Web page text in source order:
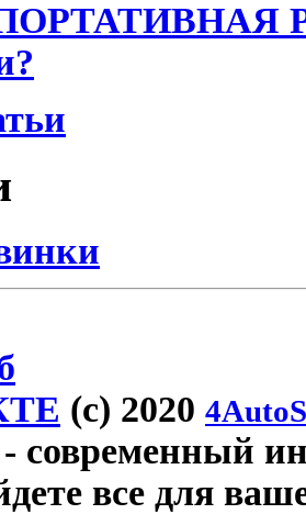
(c) 2020
- современный
все для